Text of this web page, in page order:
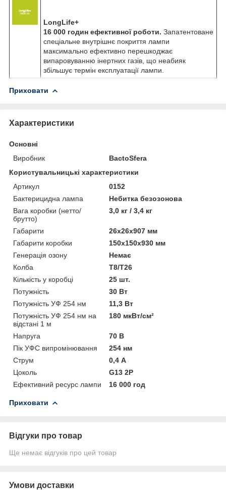
LongLife+
16 000 годин ефективної роботи. Запатентоване
спеціальне внутрішнє покриття лампи
максимально ефективно перешкоджає
випаровуванню інертних газів, що неабияк
збільшує термін експлуатації лампи.
Приховати
Характеристики
Основні
Виробник
BactoSfera
Користувальницькі характеристики
Артикул
0152
Бактерицидна лампа
Небитка безозонова
Вага коробки (нетто/
брутто)
3,0 кг / 3,4 кг
Габарити
26x26x907 мм
Габарити коробки
150x150x930 мм
Генерація озону
Немає
Колба
T8/T26
Кількість у коробці
25 шт.
Потужність
30 Вт
Потужність УФ 254 нм
11,3 Вт
Потужність УФ 254 нм на
відстані 1 м
180 мкВт/см²
Напруга
70 В
Пік УФС випромінювання
254 нм
Струм
0,4 А
Цоколь
G13 2P
Ефективний ресурс лампи
16 000 год
Приховати
Відгуки про товар
Ще немає відгуків про цей товар
Умови доставки